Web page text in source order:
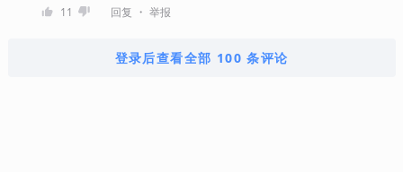
11 回复 ・ 举报
登录后查看全部 100 条评论